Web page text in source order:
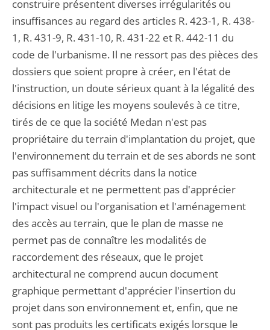
construire présentent diverses irrégularités ou
insuffisances au regard des articles R. 423-1, R. 438-
1, R. 431-9, R. 431-10, R. 431-22 et R. 442-11 du
code de l'urbanisme. Il ne ressort pas des pièces des
dossiers que soient propre à créer, en l'état de
l'instruction, un doute sérieux quant à la légalité des
décisions en litige les moyens soulevés à ce titre,
tirés de ce que la société Medan n'est pas
propriétaire du terrain d'implantation du projet, que
l'environnement du terrain et de ses abords ne sont
pas suffisamment décrits dans la notice
architecturale et ne permettent pas d'apprécier
l'impact visuel ou l'organisation et l'aménagement
des accès au terrain, que le plan de masse ne
permet pas de connaître les modalités de
raccordement des réseaux, que le projet
architectural ne comprend aucun document
graphique permettant d'apprécier l'insertion du
projet dans son environnement et, enfin, que ne
sont pas produits les certificats exigés lorsque le